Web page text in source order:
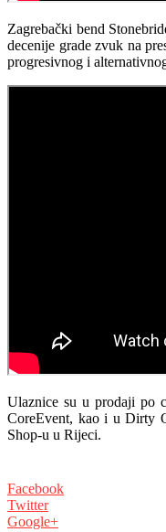
Zagrebački bend
decenije grade zvuk na
progresivnog i
Ulaznice su u prodaji po
CoreEvent, kao i u Dirty
Shop-u u Rijeci.
Facebook
Twitter
Google+